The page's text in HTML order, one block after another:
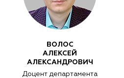
ВОЛОС
АЛЕКСЕЙ
АЛЕКСАНДРОВИЧ
Доцент департамента